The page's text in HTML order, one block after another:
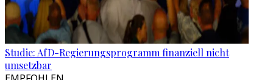
Studie: AfD-Regierungsprogramm finanziell nicht
umsetzbar